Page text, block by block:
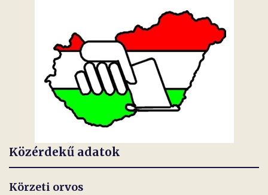
Közérdekű adatok
Körzeti orvos